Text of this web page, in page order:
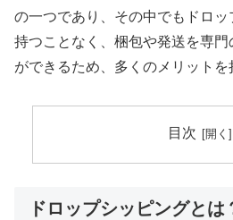
の一つであり、その中でもドロ
持つことなく、梱包や発送を専
ができるため、多くのメリットを
目次
ドロップシッピングとは